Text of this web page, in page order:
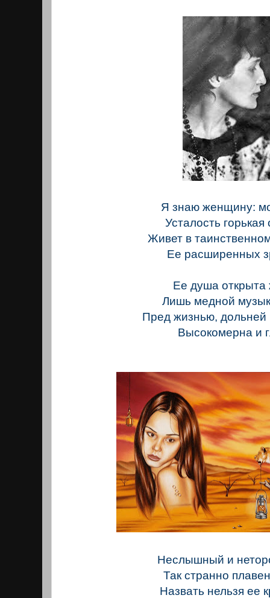
Я знаю женщину:
Усталость горькая
Живет в
Ее расширенных
Ее душа открыта
Лишь медной
Пред жизнью, дольней
Высокомерна и
Неслышный и
Так странно
Назвать нельзя ее